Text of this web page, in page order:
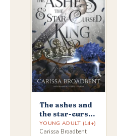
The ashes and
the star-cursed
king
YOUNG ADULT (14+)
Carissa Broadbent